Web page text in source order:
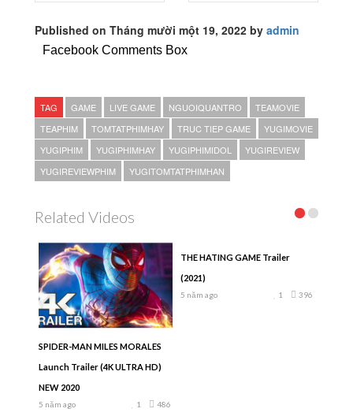
Published on Tháng mười một 19, 2022 by admin
Facebook Comments Box
TAG GAME LIVE GAME NGUOIQUANTRO
TEAMOVIE
TEAPHIM
TOMTATPHIMHAY TRUC TIEP GAME
YUGIMOVIE
YUGIPHIM
YUGIPHIMHAY YUGIPHIMIDOL
YUGIREVIEW
YUGIREVIEWPHIM
YUGITOMTATPHIMHAN
Related Videos
SPIDER-MAN MILES MORALES
Launch Trailer (4K ULTRA HD)
NEW 2020
5 năm ago 486
1
THE HATING GAME Trailer
(2021)
5 năm ago 396
1